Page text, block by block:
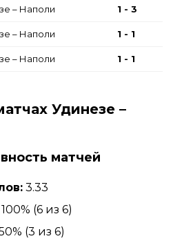
– Наполи 1 - 3
– Наполи 1 - 1
– Наполи 1 - 1
Удинезе –
матчей
3.33
100% (6 из 6)
(3 из 6)